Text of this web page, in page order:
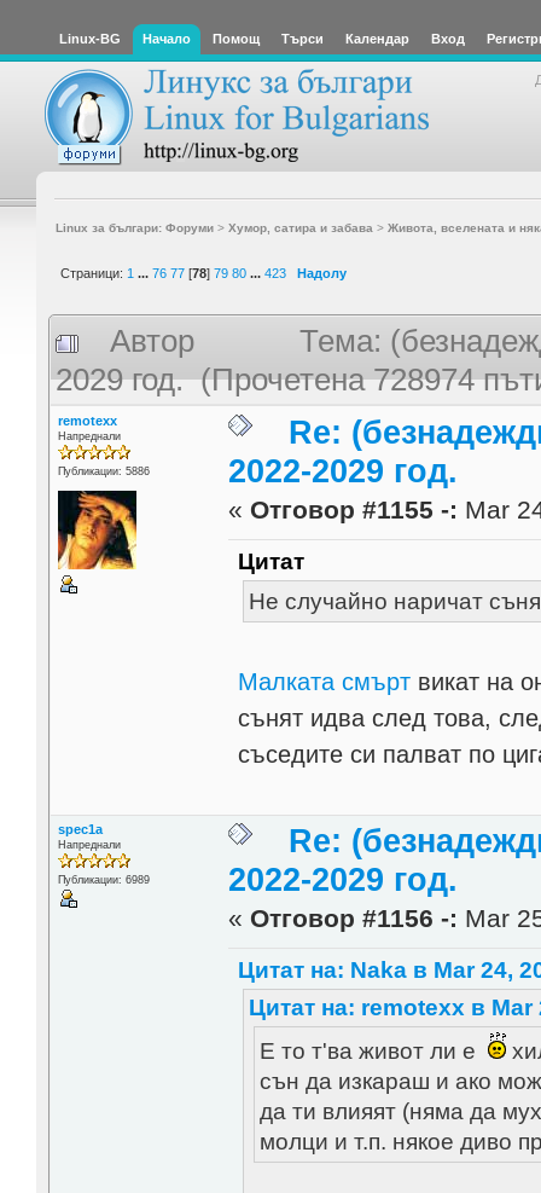
Linux-BG Начало Помощ Търси Календар Вход
Linux за българи: Форуми> Хумор, сатира и забава > Живота, вселената и
Страници: 1 ... 76 77 [78] 79 80 ... 423 Надолу
Автор
Тема:
2029 год. (Прочетена 728974
remotexx
Напреднали
Публикации: 5886
Re:
2022-2029 год.
« Отговор #1155 -: Mar
Цитат
Не случайно наричат
Малката смърт викат на
сънят идва след това,
съседите си палват по
spec1a
Напреднали
Публикации: 6989
Re:
2022-2029 год.
« Отговор #1156 -: Mar
Цитат на: Naka в Mar 24,
Цитат на: remotexx в Mar
Е то т'ва живот ли е
сън да изкараш и ако
да ти влияят (няма да
молци и т.п. някое диво